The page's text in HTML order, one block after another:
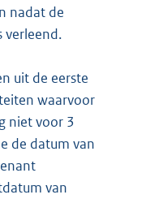
nadat de
verleend.
uit de eerste
waarvoor
niet voor 3
de datum van
van